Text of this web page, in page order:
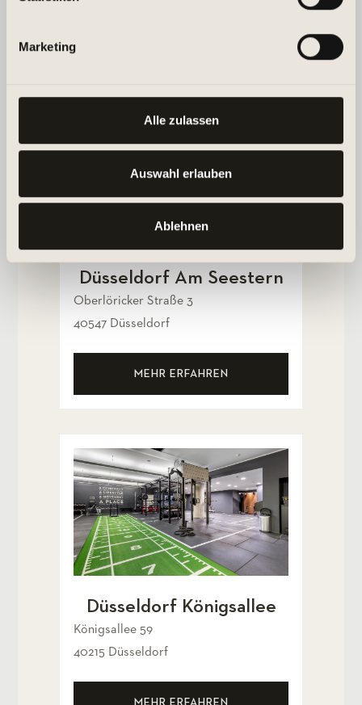
Marketing
Alle zulassen
Auswahl erlauben
Ablehnen
Düsseldorf Am Seestern
Oberlöricker Straße 3
40547 Düsseldorf
MEHR ERFAHREN
Düsseldorf Königsallee
Königsallee 59
40215 Düsseldorf
MEHR ERFAHREN